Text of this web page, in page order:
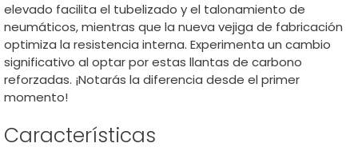
elevado facilita el tubelizado y el talonamiento de
neumáticos, mientras que la nueva vejiga de fabricación
optimiza la resistencia interna. Experimenta un cambio
significativo al optar por estas llantas de carbono
reforzadas. ¡Notarás la diferencia desde el primer
momento!
Características